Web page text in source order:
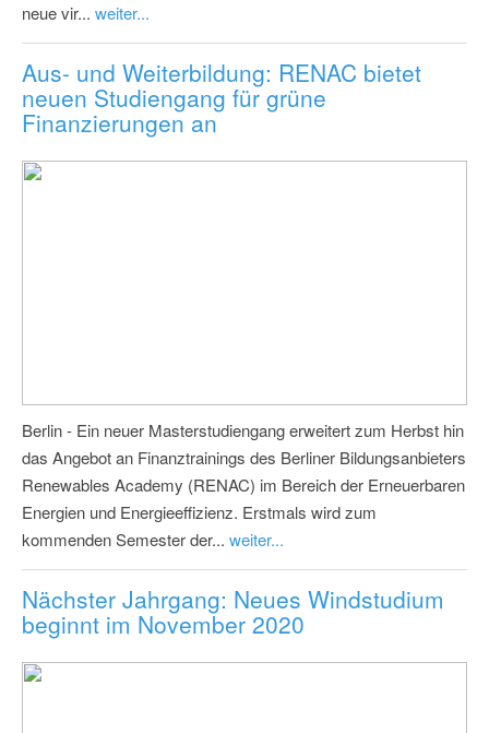
neue vir... weiter...
Aus- und Weiterbildung: RENAC bietet
neuen Studiengang für grüne
Finanzierungen an
Berlin - Ein neuer Masterstudiengang erweitert zum Herbst hin
das Angebot an Finanztrainings des Berliner Bildungsanbieters
Renewables Academy (RENAC) im Bereich der Erneuerbaren
Energien und Energieeffizienz. Erstmals wird zum
kommenden Semester der... weiter...
Nächster Jahrgang: Neues Windstudium
beginnt im November 2020